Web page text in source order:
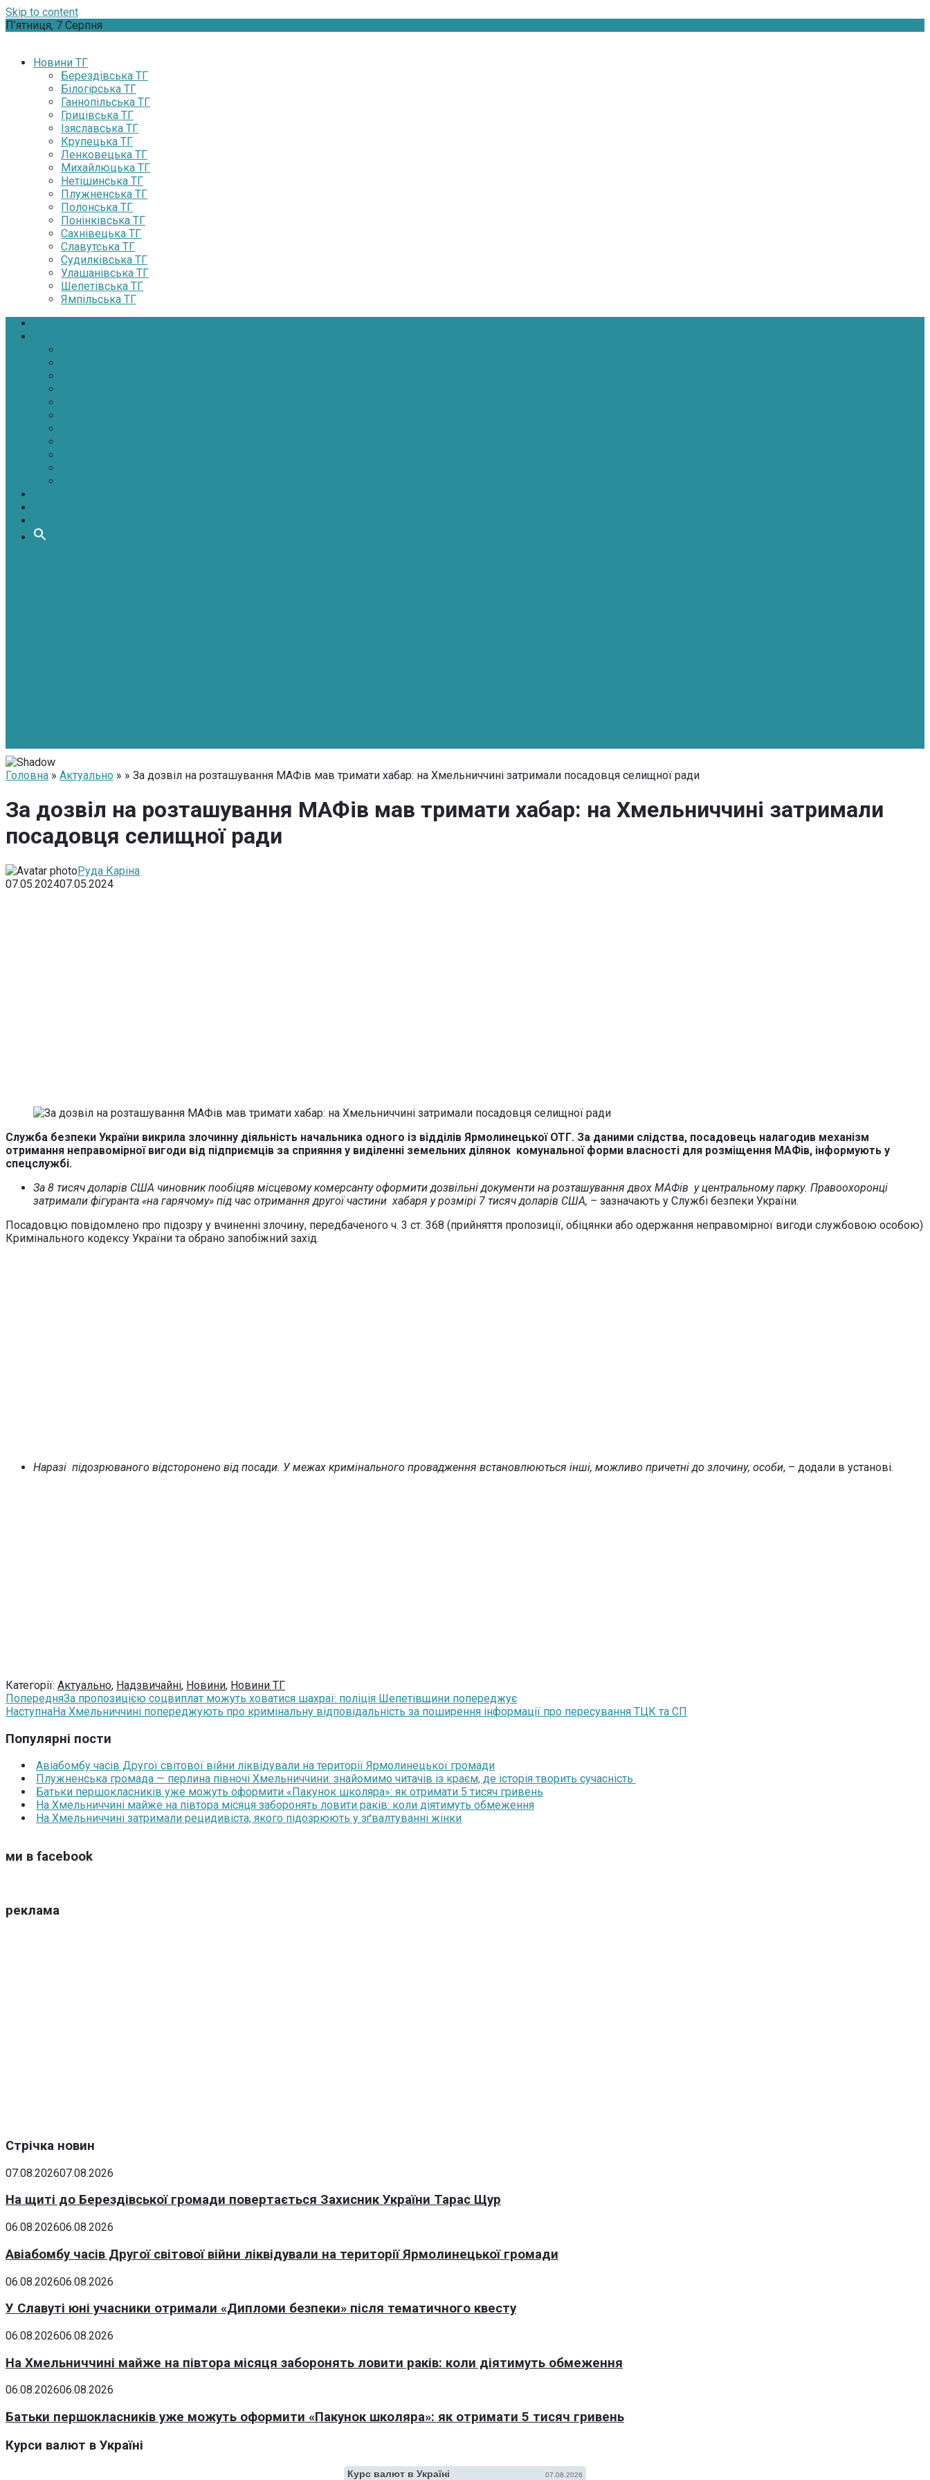
Skip to content
П’ятниця, 7 Серпня
Новини ТГ
Берездівська ТГ
Білогірська ТГ
Ганнопільська ТГ
Грицівська ТГ
Ізяславська ТГ
Крупецька ТГ
Ленковецька ТГ
Михайлюцька ТГ
Нетішинська ТГ
Плужненська ТГ
Полонська ТГ
Понінківська ТГ
Сахнівецька ТГ
Славутська ТГ
Судилківська ТГ
Улашанівська ТГ
Шепетівська ТГ
Ямпільська ТГ
Головна » Актуально » » За дозвіл на розташування МАФів мав тримати хабар: на Хмельниччині затримали посадовця селищної ради
За дозвіл на розташування МАФів мав тримати хабар: на Хмельниччині затримали
посадовця селищної ради
Руда Каріна
07.05.202407.05.2024
Служба безпеки України викрила злочинну діяльність начальника одного із відділів Ярмолинецької ОТГ. За даними слідства, посадовець налагодив механізм
отримання неправомірної вигоди від підприємців за сприяння у виділенні земельних ділянок комунальної форми власності для розміщення МАФів, інформують у
спецслужбі.
За 8 тисяч доларів США чиновник пообіцяв місцевому комерсанту оформити дозвільні документи на розташування двох МАФів у центральному парку. Правоохоронці
затримали фігуранта «на гарячому» під час отримання другої частини хабаря у розмірі 7 тисяч доларів США, – зазначають у Службі безпеки України.
Посадовцю повідомлено про підозру у вчиненні злочину, передбаченого ч. 3 ст. 368 (прийняття пропозиції, обіцянки або одержання неправомірної вигоди службовою особою)
Кримінального кодексу України та обрано запобіжний захід.
Наразі підозрюваного відсторонено від посади. У межах кримінального провадження встановлюються інші, можливо причетні до злочину, особи, – додали в установі.
Категорії: Актуально, Надзвичайні, Новини, Новини ТГ
ПопередняЗа пропозицією соцвиплат можуть ховатися шахраї: поліція Шепетівщини попереджує
НаступнаНа Хмельниччині попереджують про кримінальну відповідальність за поширення інформації про пересування ТЦК та СП
Популярні пости
Авіабомбу часів Другої світової війни ліквідували на території Ярмолинецької громади
Плужненська громада — перлина півночі Хмельниччини: знайомимо читачів із краєм, де історія творить сучасність
Батьки першокласників уже можуть оформити «Пакунок школяра»: як отримати 5 тисяч гривень
На Хмельниччині майже на півтора місяця заборонять ловити раків: коли діятимуть обмеження
На Хмельниччині затримали рецидивіста, якого підозрюють у зґвалтуванні жінки
ми в facebook
реклама
Стрічка новин
07.08.202607.08.2026
На щиті до Берездівської громади повертається Захисник України Тарас Щур
06.08.202606.08.2026
Авіабомбу часів Другої світової війни ліквідували на території Ярмолинецької громади
06.08.202606.08.2026
У Славуті юні учасники отримали «Дипломи безпеки» після тематичного квесту
06.08.202606.08.2026
На Хмельниччині майже на півтора місяця заборонять ловити раків: коли діятимуть обмеження
06.08.202606.08.2026
Батьки першокласників уже можуть оформити «Пакунок школяра»: як отримати 5 тисяч гривень
Курси валют в Україні